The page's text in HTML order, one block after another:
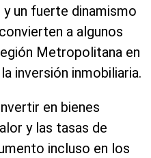
un fuerte dinamismo
a algunos
Metropolitana en
inversión inmobiliaria.
en bienes
y las tasas de
incluso en los